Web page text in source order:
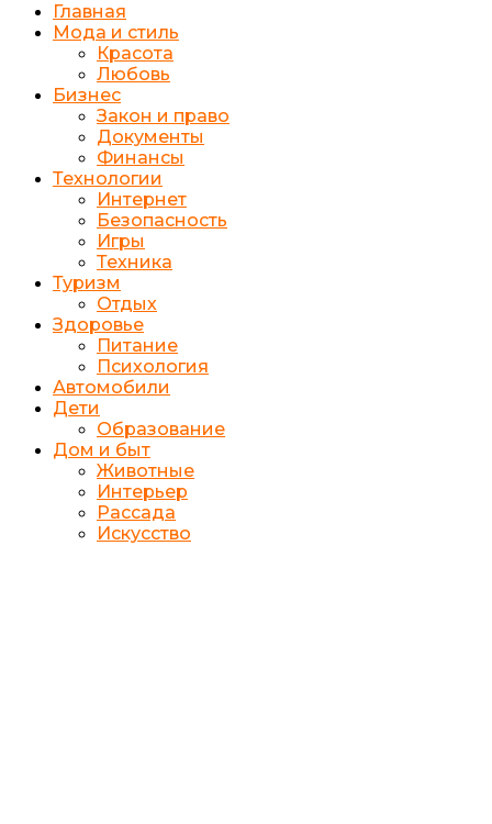
Главная
Мода и стиль
Красота
Любовь
Бизнес
Закон и право
Документы
Финансы
Технологии
Интернет
Безопасность
Игры
Техника
Туризм
Отдых
Здоровье
Питание
Психология
Автомобили
Дети
Образование
Дом и быт
Животные
Интерьер
Рассада
Искусство